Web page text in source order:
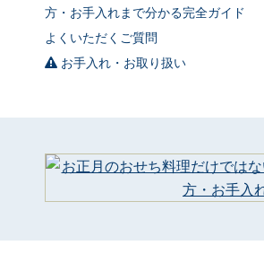
方・お手入れまで分かる完全ガイド
よくいただくご質問
お手入れ・お取り扱い